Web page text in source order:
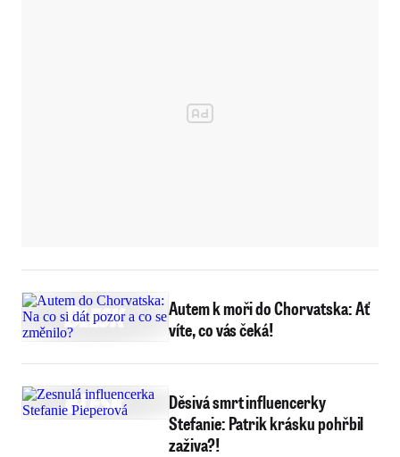
Autem k moři do Chorvatska: Ať
víte, co vás čeká!
Děsivá smrt influencerky
Stefanie: Patrik krásku pohřbil
zaživa?!